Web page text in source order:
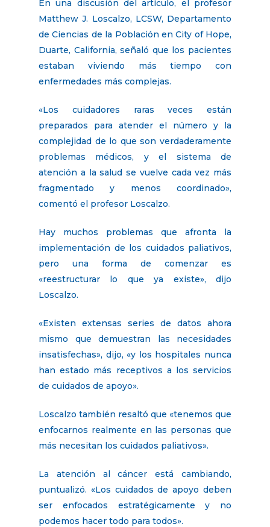
En una discusión del artículo, el profesor
Matthew J. Loscalzo, LCSW, Departamento
de Ciencias de la Población en City of Hope,
Duarte, California, señaló que los pacientes
estaban viviendo más tiempo con
enfermedades más complejas.
«Los cuidadores raras veces están
preparados para atender el número y la
complejidad de lo que son verdaderamente
problemas médicos, y el sistema de
atención a la salud se vuelve cada vez más
fragmentado y menos coordinado»,
comentó el profesor Loscalzo.
Hay muchos problemas que afronta la
implementación de los cuidados paliativos,
pero una forma de comenzar es
«reestructurar lo que ya existe», dijo
Loscalzo.
«Existen extensas series de datos ahora
mismo que demuestran las necesidades
insatisfechas», dijo, «y los hospitales nunca
han estado más receptivos a los servicios
de cuidados de apoyo».
Loscalzo también resaltó que «tenemos que
enfocarnos realmente en las personas que
más necesitan los cuidados paliativos».
La atención al cáncer está cambiando,
puntualizó. «Los cuidados de apoyo deben
ser enfocados estratégicamente y no
podemos hacer todo para todos».